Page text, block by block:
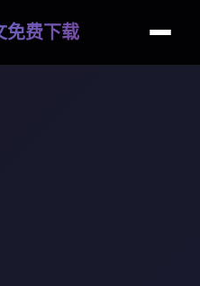
免费下载